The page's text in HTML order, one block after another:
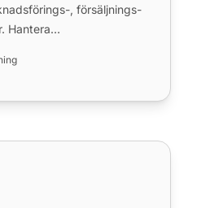
, försäljnings-
Hantera